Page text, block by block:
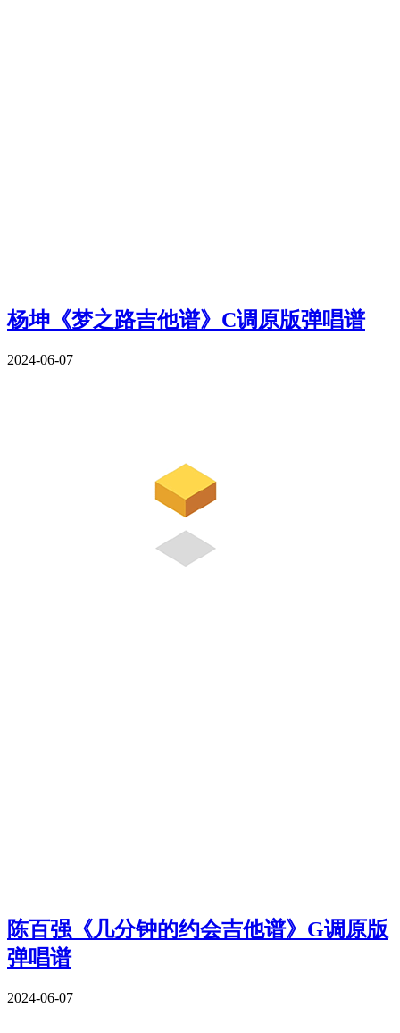
杨坤《梦之路吉他谱》C调原版弹唱谱
2024-06-07
陈百强《几分钟的约会吉他谱》G调原版
弹唱谱
2024-06-07